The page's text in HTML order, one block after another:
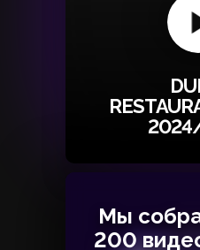
Мы
200
Мы
200